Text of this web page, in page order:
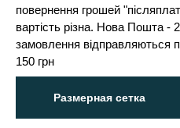
повернення грошей
вартість різна. Нова Пошта -
замовлення відправляються
150 грн
Размерная сетка